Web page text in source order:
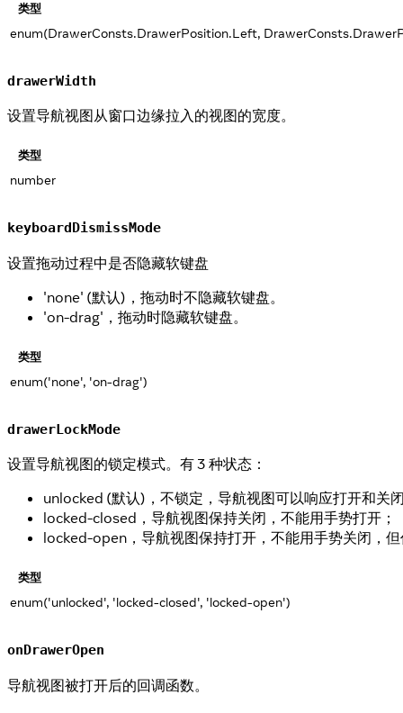
类型
enum(DrawerConsts.DrawerPosition.Left,
drawerWidth
设置导航视图从窗口边缘拉入的视图的宽度。
类型
number
keyboardDismissMode
设置拖动过程中是否隐藏软键盘
'none' (默认)，拖动时不隐藏软键盘。
'on-drag'，拖动时隐藏软键盘。
类型
enum('none', 'on-drag')
drawerLockMode
设置导航视图的锁定模式。有 3 种状态：
unlocked (默认)，不锁定，导航视图可以响应打开和关
locked-closed，导航视图保持关闭，不能用手势打开；
locked-open，导航视图保持打开，不能用手势关闭，
类型
enum('unlocked', 'locked-closed', 'locked-open')
onDrawerOpen
导航视图被打开后的回调函数。